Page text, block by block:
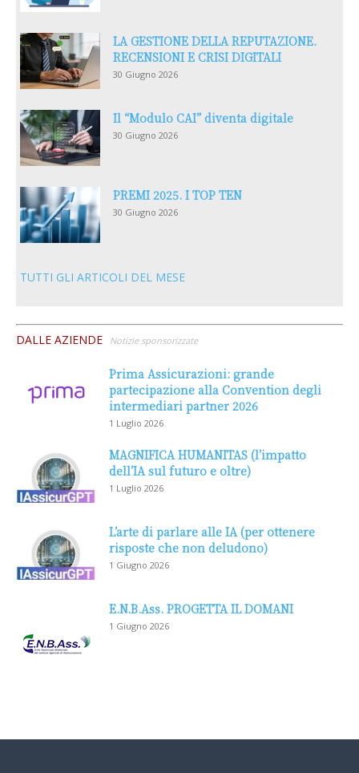
LA GESTIONE DELLA REPUTAZIONE.
RECENSIONI E CRISI DIGITALI
30 Giugno 2026
Il “Modulo CAI” diventa digitale
30 Giugno 2026
PREMI 2025. I TOP TEN
30 Giugno 2026
TUTTI GLI ARTICOLI DEL MESE
DALLE AZIENDE Notizie sponsorizzate
Prima Assicurazioni: grande
partecipazione alla Convention degli
intermediari partner 2026
1 Luglio 2026
MAGNIFICA HUMANITAS (l’impatto
dell’IA sul futuro e oltre)
1 Luglio 2026
L’arte di parlare alle IA (per ottenere
risposte che non deludono)
1 Giugno 2026
E.N.B.Ass. PROGETTA IL DOMANI
1 Giugno 2026